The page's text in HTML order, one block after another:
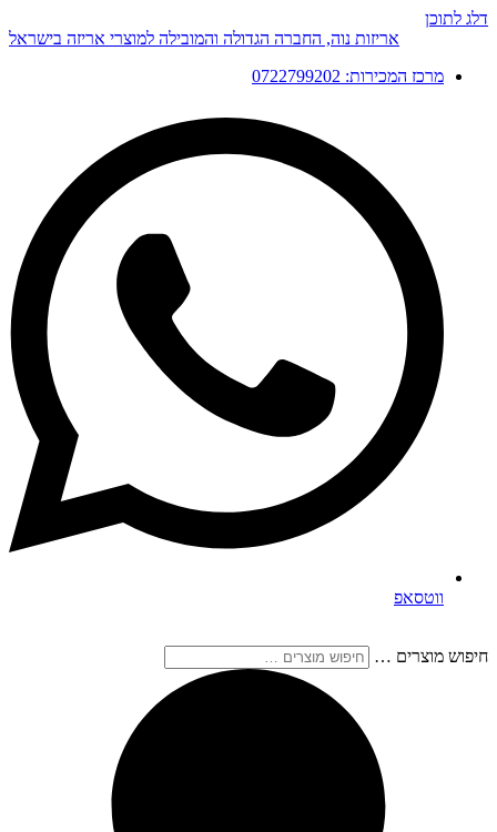
דלג לתוכן
אריזות נוה, החברה הגדולה והמובילה למוצרי אריזה בישראל
מרכז המכירות: 0722799202
ווטסאפ
חיפוש מוצרים …